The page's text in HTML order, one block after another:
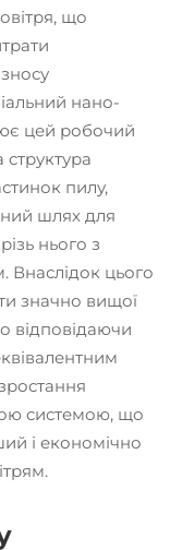
що
нано-
цей робочий
пилу,
шлях для
нього з
цього
значно вищої
відповідаючи
системою, що
і економічно